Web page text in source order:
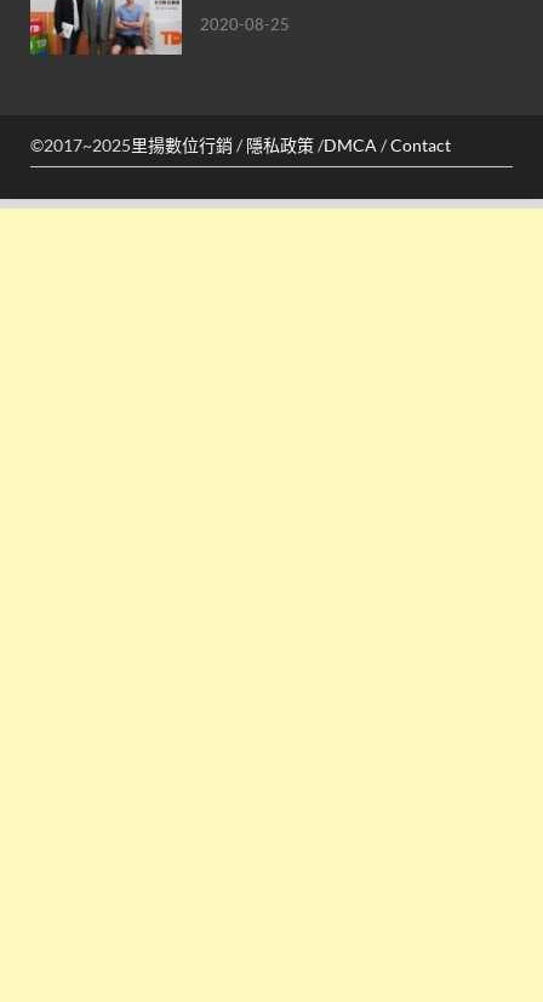
2020-08-25
©2017~2025里揚數位行銷 / 隱私政策/DMCA /Contact